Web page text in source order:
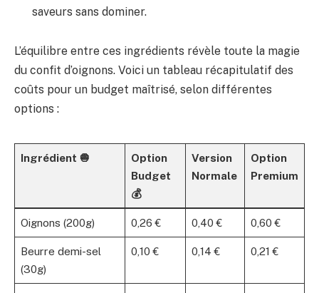
saveurs sans dominer.
L’équilibre entre ces ingrédients révèle toute la magie
du confit d’oignons. Voici un tableau récapitulatif des
coûts pour un budget maîtrisé, selon différentes
options :
Ingrédient 🧅
Option
Budget
💰
Version
Normale
Option
Premium
Oignons (200g) 0,26 € 0,40 € 0,60 €
Beurre demi-sel
(30g)
0,10 € 0,14 € 0,21 €